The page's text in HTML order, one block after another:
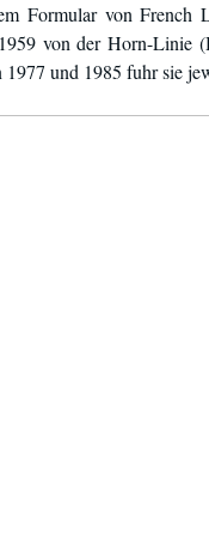
Formular von
von der Horn-Linie
und 1985 fuhr sie